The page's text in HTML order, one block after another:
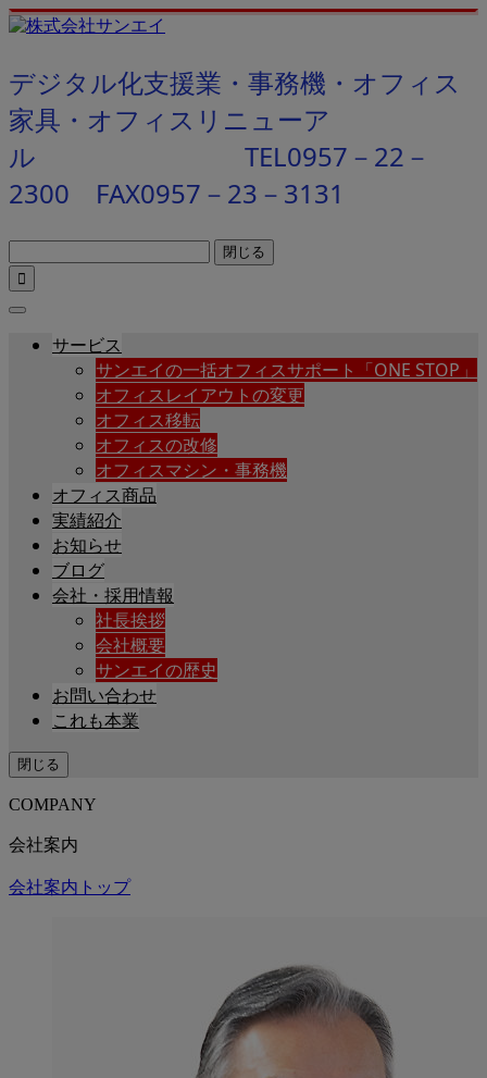
デジタル化支援業・事務機・オフィス
家具・オフィスリニューア
ル TEL0957－22－
2300 FAX0957－23－3131
閉じる

サービス
サンエイの一括オフィスサポート「ONE STOP」
オフィスレイアウトの変更
オフィス移転
オフィスの改修
オフィスマシン・事務機
オフィス商品
実績紹介
お知らせ
ブログ
会社・採用情報
社長挨拶
会社概要
サンエイの歴史
お問い合わせ
これも本業
閉じる
COMPANY
会社案内
会社案内トップ